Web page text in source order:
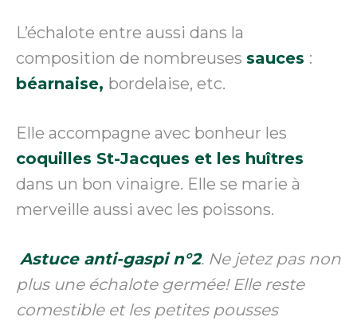
L’échalote entre aussi dans la
composition de nombreuses sauces :
béarnaise, bordelaise, etc.
Elle accompagne avec bonheur les
coquilles St-Jacques et les huîtres
dans un bon vinaigre. Elle se marie à
merveille aussi avec les poissons.
Astuce anti-gaspi n°2. Ne jetez pas non
plus une échalote germée! Elle reste
comestible et les petites pousses